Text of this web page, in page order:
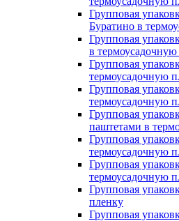
Групповая
Буратино в
Групповая
в
Групповая
термоусадочную
Групповая
термоусадочную
Групповая
паштетами в
Групповая
термоусадочную
Групповая
термоусадочную
Групповая
пленку
Групповая